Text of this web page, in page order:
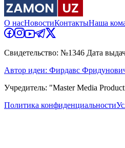
О насНовостиКонтактыНаша
Свидетельство: №1346 Дата
Автор идеи: Фирдавс
Учредитель: "Master Media
Политика конфиденциальности